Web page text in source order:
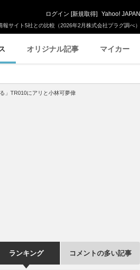
サイト5社との比較（2026年2月株式会社プラグ調べ）
ログイン [新規取得] Yahoo! JAPAN
オリジナル記事 マイカー
」TR010にアリと小林可夢偉
ランキング コメントの多い記事